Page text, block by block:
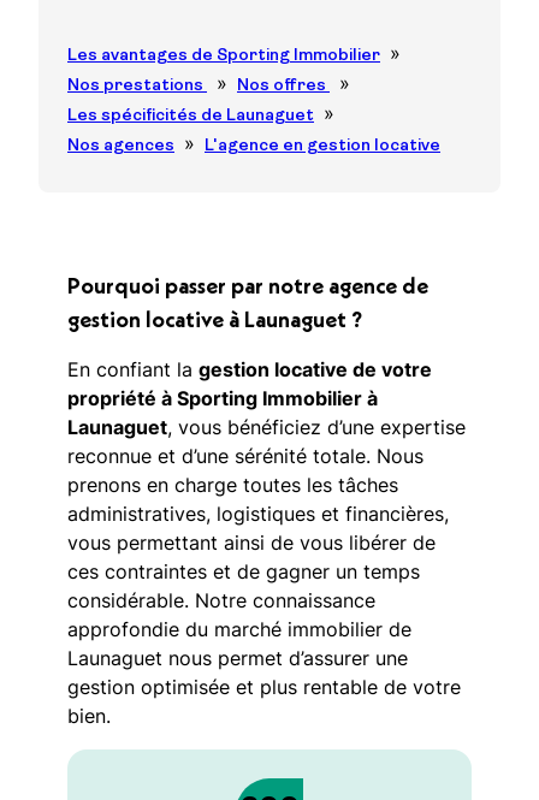
Les avantages de Sporting Immobilier
Nos prestations
Nos offres
Les spécificités de Launaguet
Nos agences
L'agence en gestion locative
Pourquoi passer par notre agence de
gestion locative à Launaguet ?
En confiant la gestion locative de votre
propriété à Sporting Immobilier à
Launaguet, vous bénéficiez d’une expertise
reconnue et d’une sérénité totale. Nous
prenons en charge toutes les tâches
administratives, logistiques et financières,
vous permettant ainsi de vous libérer de
ces contraintes et de gagner un temps
considérable. Notre connaissance
approfondie du marché immobilier de
Launaguet nous permet d’assurer une
gestion optimisée et plus rentable de votre
bien.